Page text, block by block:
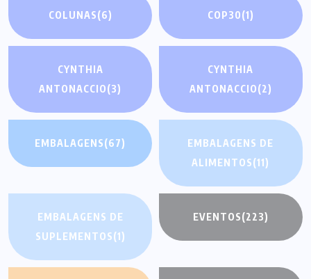
COLUNAS(6) COP30(1)
CYNTHIA
ANTONACCIO(3)
CYNTHIA
ANTONACCIO(2)
EMBALAGENS(67)
EMBALAGENS DE
ALIMENTOS(11)
EMBALAGENS DE
SUPLEMENTOS(1)
EVENTOS(223)